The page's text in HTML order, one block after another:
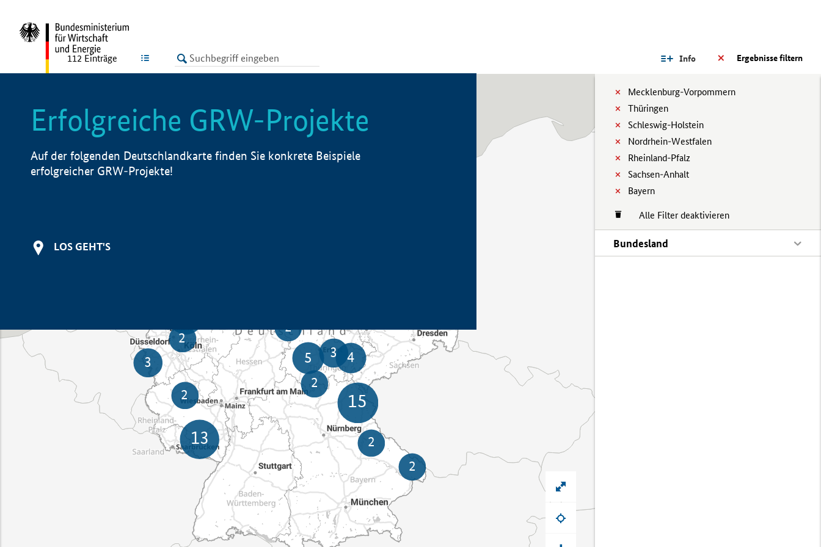
LISTE Ergebnisse filtern
Info
Mecklenburg-Vorpommern
Thüringen
Schleswig-Holstein
Nordrhein-Westfalen
Rheinland-Pfalz
Sachsen-Anhalt
Bayern
Alle Filter deaktivieren
Bundesland
112 Einträge
Erfolgreiche GRW-Projekte
Auf der folgenden Deutschlandkarte finden Sie konkrete Beispiele
erfolgreicher GRW-Projekte!
LOS GEHT'S